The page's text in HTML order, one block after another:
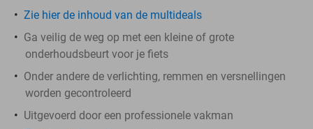
Zie hier de inhoud van de multideals
Ga veilig de weg op met een kleine of grote
onderhoudsbeurt voor je fiets
Onder andere de verlichting, remmen en versnellingen
worden gecontroleerd
Uitgevoerd door een professionele vakman